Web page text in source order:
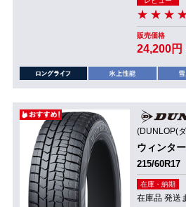
販売価格
24,200円
(DUNLOP(
ウィンタ
215/60R17
在庫・納期
在庫品 発送